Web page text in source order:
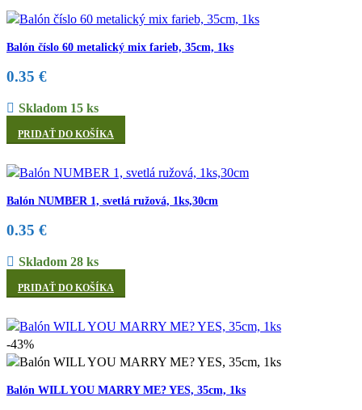
Balón číslo 60 metalický mix farieb, 35cm, 1ks
0.35 €
Skladom 15 ks
PRIDAŤ DO KOŠÍKA
Balón NUMBER 1, svetlá ružová, 1ks,30cm
0.35 €
Skladom 28 ks
PRIDAŤ DO KOŠÍKA
-43%
Balón WILL YOU MARRY ME? YES, 35cm, 1ks